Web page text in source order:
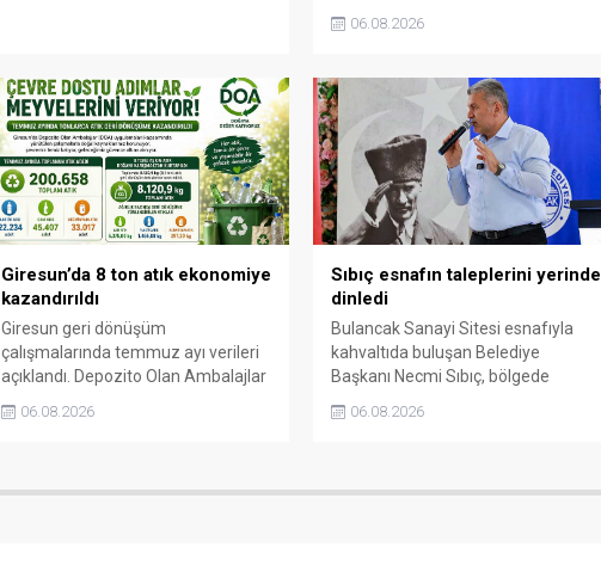
dikkat çekti. Cebeci, Giresun’un
üstlendiği tarihi sorumluluğun
gelecek nesillere doğru anlatılması
gerektiğini söyledi.
06.08.2026
Giresun’da 8 ton atık ekonomiye
kazandırıldı
Giresun geri dönüşüm
çalışmalarında temmuz ayı verileri
açıklandı. Depozito Olan Ambalajlar
vatandaşlar, yüz binlerce ambalajın
06.08.2026
Sıbıç esnafın taleplerini yerinde
dinledi
Bulancak Sanayi Sitesi esnafıyla
kahvaltıda buluşan Belediye
Başkanı Necmi Sıbıç, bölgede
değerlendirdi. Sanayi esnafı da
06.08.2026